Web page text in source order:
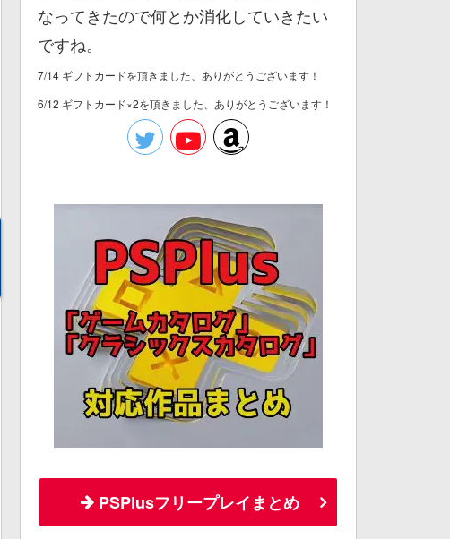
なってきたので何とか消化していきたい
ですね。
7/14 ギフトカードを頂きました、ありがとうございます！
6/12 ギフトカード×2を頂きました、ありがとうございます！
PSPlusフリープレイまとめ